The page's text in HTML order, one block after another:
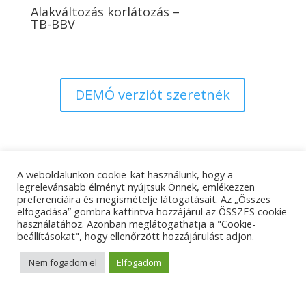
Alakváltozás korlátozás –
TB-BBV
DEMÓ verziót szeretnék
Adatkezelési tájékoztató
Impresszum
Kapcsolat
© Tangens Kft. - Weboldalkészítés:
Marketing
A weboldalunkon cookie-kat használunk, hogy a
legrelevánsabb élményt nyújtsuk Önnek, emlékezzen
preferenciáira és megismételje látogatásait. Az „Összes
elfogadása” gombra kattintva hozzájárul az ÖSSZES cookie
használatához. Azonban meglátogathatja a "Cookie-
beállításokat", hogy ellenőrzött hozzájárulást adjon.
Nem fogadom el Elfogadom